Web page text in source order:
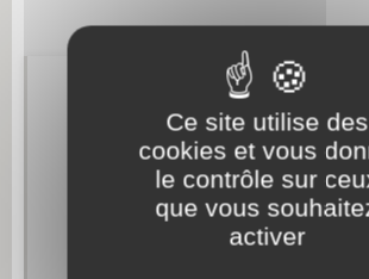
Retrouvez aussi
Etat civil
Elections et citoyenneté
Ce site utilise des
cookies et vous
le contrôle sur
que vous
activer